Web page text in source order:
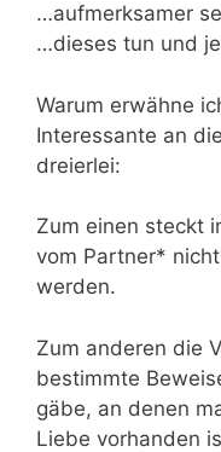
…aufmerksamer
…dieses tun und
Warum erwähne
Interessante an
dreierlei:
Zum einen steckt
vom Partner*
werden.
Zum anderen die
bestimmte
gäbe, an denen
Liebe vorhanden